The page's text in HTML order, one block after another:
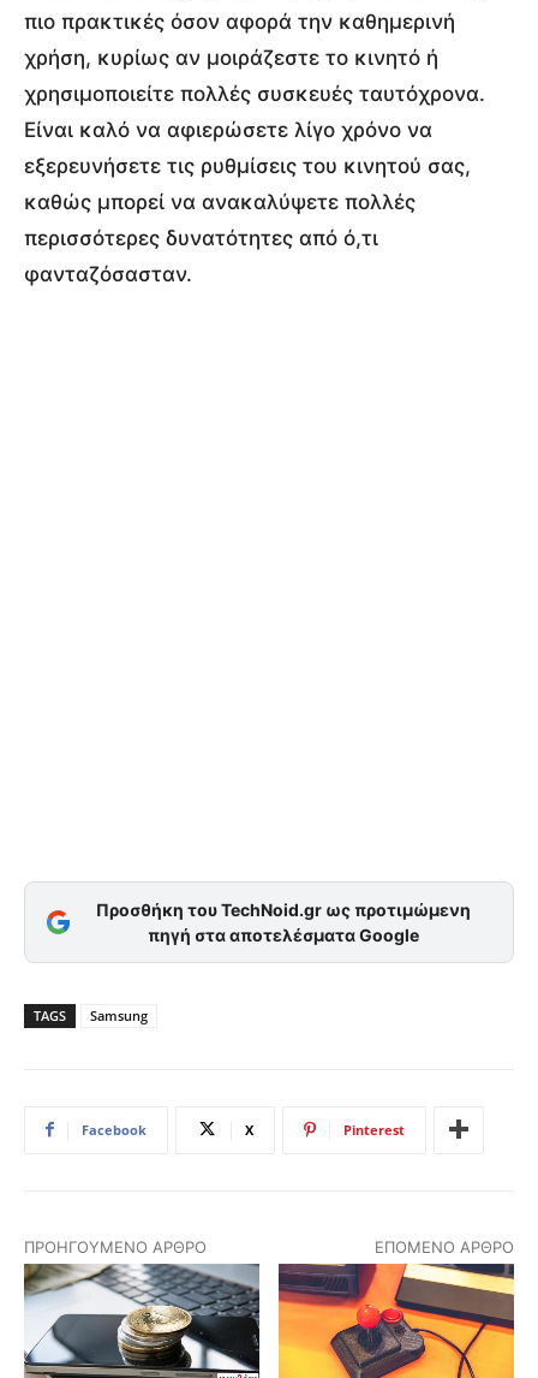
πιο πρακτικές όσον αφορά την καθημερινή
χρήση, κυρίως αν μοιράζεστε το κινητό ή
χρησιμοποιείτε πολλές συσκευές ταυτόχρονα.
Είναι καλό να αφιερώσετε λίγο χρόνο να
εξερευνήσετε τις ρυθμίσεις του κινητού σας,
καθώς μπορεί να ανακαλύψετε πολλές
περισσότερες δυνατότητες από ό,τι
φανταζόσασταν.
Προσθήκη του TechNoid.gr ως προτιμώμενη
πηγή στα αποτελέσματα Google
TAGS Samsung
Facebook X Pinterest
ΠΡΟΗΓΟΎΜΕΝΟ ΆΡΘΡΟ ΕΠΌΜΕΝΟ ΆΡΘΡΟ